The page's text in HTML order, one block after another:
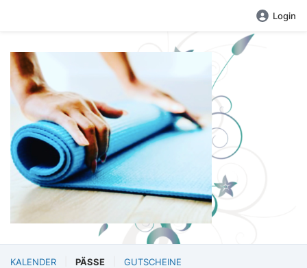
Login
KALENDER PÄSSE GUTSCHEINE